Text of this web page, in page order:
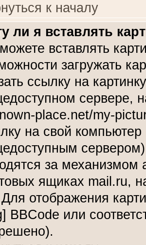
к началу
ли я вставлять
вставлять
загружать
ссылку на
сервере,
place.net/my-
на свой
за механизмом
ящиках mail.ru,
отображения
BBCode или